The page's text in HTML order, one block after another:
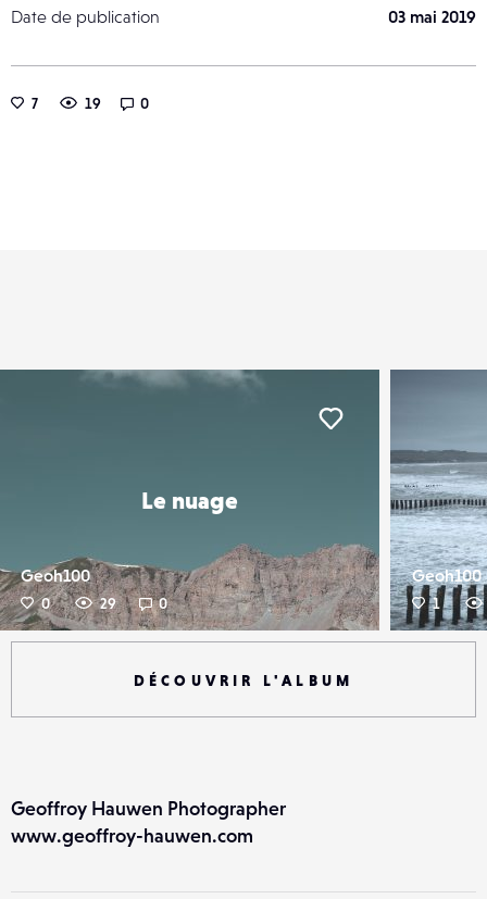
Date de publication
03 mai 2019
7 19 0
Le nuage
Geoh100
0 29 0
Geoh100
1
DÉCOUVRIR L'ALBUM
Geoffroy Hauwen Photographer
www.geoffroy-hauwen.com